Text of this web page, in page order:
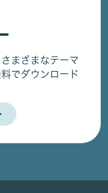
まざまなテーマ
でダウンロード